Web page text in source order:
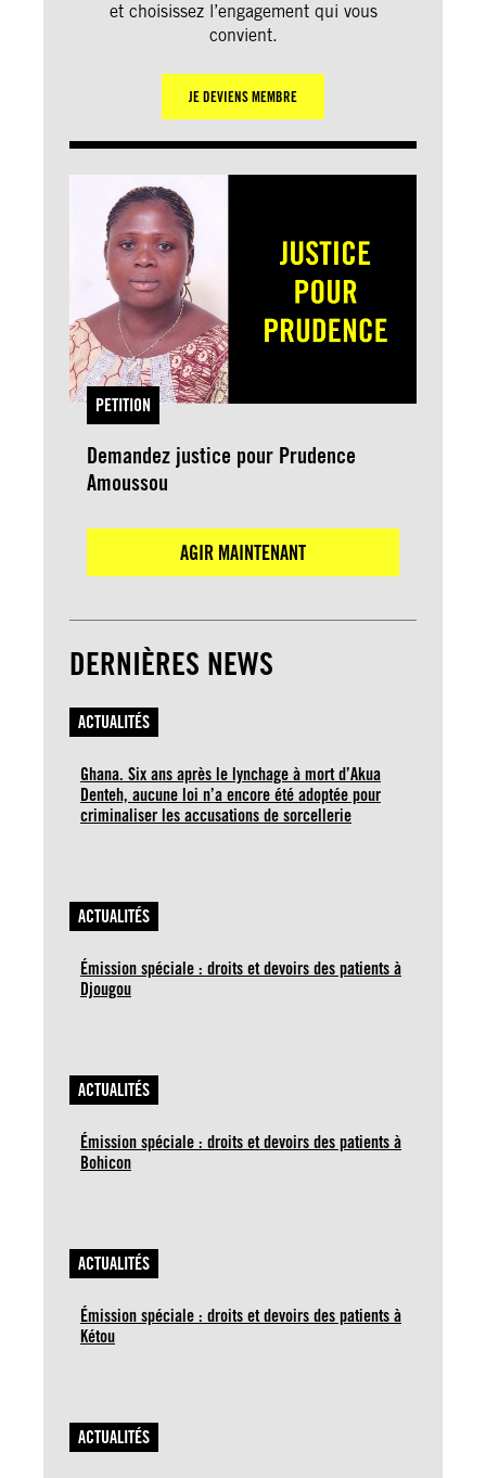
et choisissez l’engagement qui vous
convient.
JE DEVIENS MEMBRE
PETITION
Demandez justice pour Prudence
Amoussou
AGIR MAINTENANT
DERNIÈRES NEWS
ACTUALITÉS
Ghana. Six ans après le lynchage à mort d’Akua
Denteh, aucune loi n’a encore été adoptée pour
criminaliser les accusations de sorcellerie
ACTUALITÉS
Émission spéciale : droits et devoirs des patients à
Djougou
ACTUALITÉS
Émission spéciale : droits et devoirs des patients à
Bohicon
ACTUALITÉS
Émission spéciale : droits et devoirs des patients à
Kétou
ACTUALITÉS